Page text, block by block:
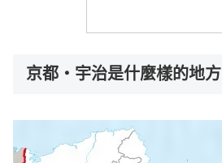
京都・宇治是什麼樣的地方